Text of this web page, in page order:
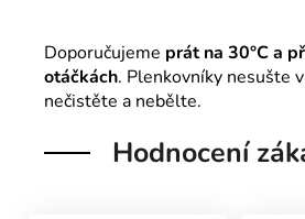
Doporučujeme prát na 30°C a
otáčkách. Plenkovníky nesušte
nečistěte a nebělte.
Hodnocení